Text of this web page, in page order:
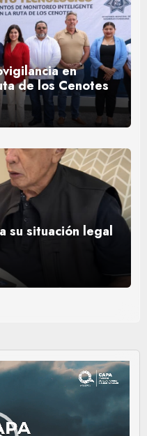
en
de los Cenotes
su situación legal